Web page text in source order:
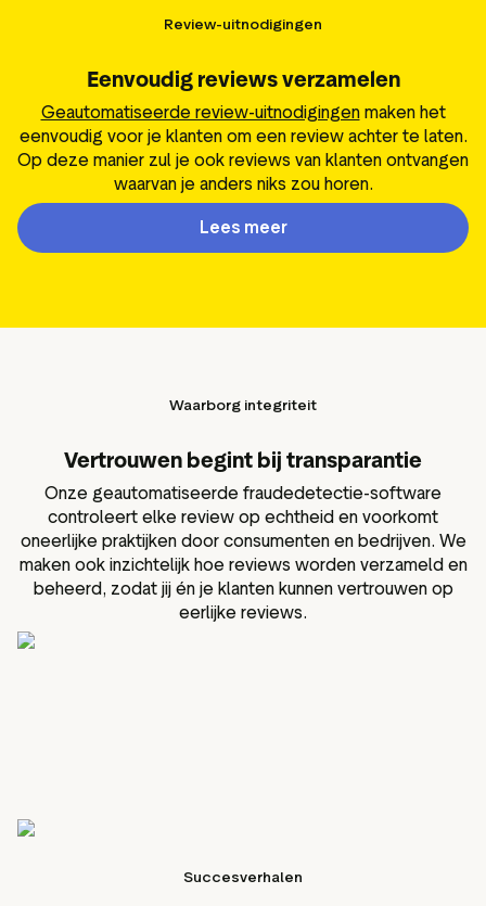
Review-uitnodigingen
Eenvoudig reviews verzamelen
Geautomatiseerde review-uitnodigingenmaken het
eenvoudig voor je klanten om een review achter te laten.
Op deze manier zul je ook reviews van klanten ontvangen
waarvan je anders niks zou horen.
Lees meer
Waarborg integriteit
Vertrouwen begint bij transparantie
Onze geautomatiseerde fraudedetectie-software
controleert elke review op echtheid en voorkomt
oneerlijke praktijken door consumenten en bedrijven. We
maken ook inzichtelijk hoe reviews worden verzameld en
beheerd, zodat jij én je klanten kunnen vertrouwen op
eerlijke reviews.
Succesverhalen